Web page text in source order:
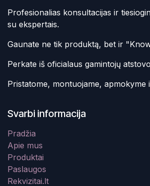
Profesionalias konsultacijas ir
su ekspertais.
Gaunate ne tik produktą, bet ir
Perkate iš oficialaus gamintojų
Pristatome, montuojame, apmokyme
Svarbi informacija
Pradžia
Apie mus
Produktai
Paslaugos
Rekvizitai.lt